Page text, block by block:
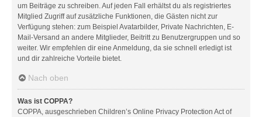
um Beiträge zu schreiben. Auf jeden Fall erhältst du als registriertes
Mitglied Zugriff auf zusätzliche Funktionen, die Gästen nicht zur
Verfügung stehen: zum Beispiel Avatarbilder, Private Nachrichten, E-
Mail-Versand an andere Mitglieder, Beitritt zu Benutzergruppen und so
weiter. Wir empfehlen dir eine Anmeldung, da sie schnell erledigt ist
und dir zahlreiche Vorteile bietet.
Nach oben
Was ist COPPA?
COPPA, ausgeschrieben Children’s Online Privacy Protection Act of